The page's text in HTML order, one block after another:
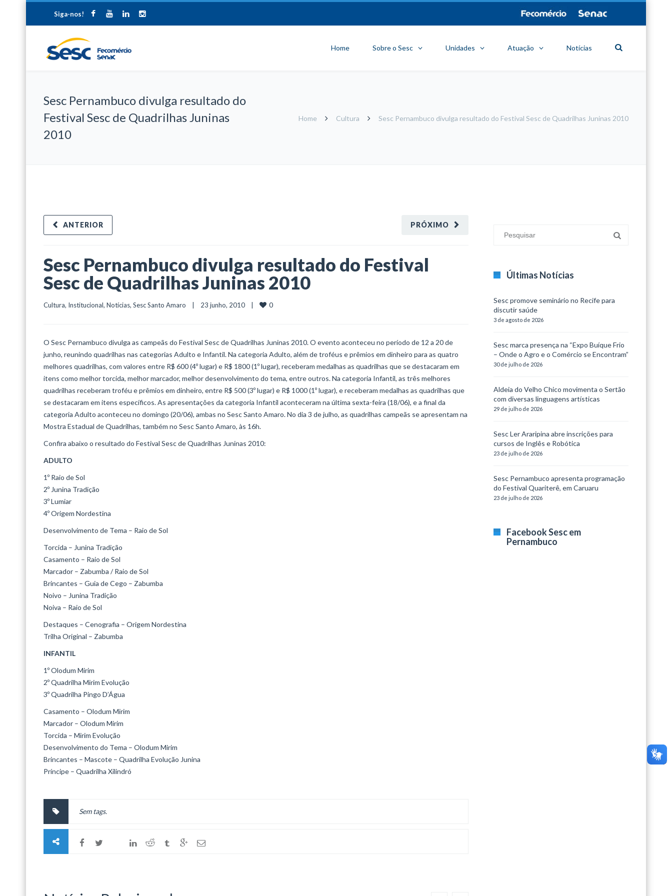
Siga-nos!
Home Sobre o Sesc Unidades Atuação Notícias
Sesc Pernambuco divulga resultado do
Festival Sesc de Quadrilhas Juninas
2010
Home Cultura Sesc Pernambuco divulga resultado do Festival Sesc de Quadrilhas Juninas 2010
PRÓXIMO
ANTERIOR
Sesc Pernambuco divulga resultado do Festival
Sesc de Quadrilhas Juninas 2010
Cultura, Institucional, Notícias, Sesc Santo Amaro
    |    23 junho, 2010    |
0
O Sesc Pernambuco divulga as campeãs do Festival Sesc de Quadrilhas Juninas 2010. O evento aconteceu no período de 12 a 20 de
junho, reunindo quadrilhas nas categorias Adulto e Infantil. Na categoria Adulto, além de troféus e prêmios em dinheiro para as quatro
melhores quadrilhas, com valores entre R$ 600 (4º lugar) e R$ 1800 (1º lugar), receberam medalhas as quadrilhas que se destacaram em
itens como melhor torcida, melhor marcador, melhor desenvolvimento do tema, entre outros. Na categoria Infantil, as três melhores
quadrilhas receberam troféu e prêmios em dinheiro, entre R$ 500 (3º lugar) e R$ 1000 (1º lugar), e receberam medalhas as quadrilhas que
se destacaram em itens específicos. As apresentações da categoria Infantil aconteceram na última sexta-feira (18/06), e a final da
categoria Adulto aconteceu no domingo (20/06), ambas no Sesc Santo Amaro. No dia 3 de julho, as quadrilhas campeãs se apresentam na
Mostra Estadual de Quadrilhas, também no Sesc Santo Amaro, às 16h.
Confira abaixo o resultado do Festival Sesc de Quadrilhas Juninas 2010:
ADULTO
1º Raio de Sol
2º Junina Tradição
3º Lumiar
4º Origem Nordestina
Desenvolvimento de Tema – Raio de Sol
Torcida – Junina Tradição
Casamento – Raio de Sol
Marcador – Zabumba / Raio de Sol
Brincantes – Guia de Cego – Zabumba
Noivo – Junina Tradição
Noiva – Raio de Sol
Destaques – Cenografia – Origem Nordestina
Trilha Original – Zabumba
INFANTIL
1º Olodum Mirim
2º Quadrilha Mirim Evolução
3º Quadrilha Pingo D’Água
Casamento – Olodum Mirim
Marcador – Olodum Mirim
Torcida – Mirim Evolução
Desenvolvimento do Tema – Olodum Mirim
Brincantes – Mascote – Quadrilha Evolução Junina
Príncipe – Quadrilha Xilindró
Sem tags.
Últimas Notícias
Sesc promove seminário no Recife para
discutir saúde
3 de agosto de 2026
Sesc marca presença na “Expo Buíque Frio
– Onde o Agro e o Comércio se Encontram”
30 de julho de 2026
Aldeia do Velho Chico movimenta o Sertão
com diversas linguagens artísticas
29 de julho de 2026
Sesc Ler Araripina abre inscrições para
cursos de Inglês e Robótica
23 de julho de 2026
Sesc Pernambuco apresenta programação
do Festival Quariterê, em Caruaru
23 de julho de 2026
Facebook Sesc em
Pernambuco